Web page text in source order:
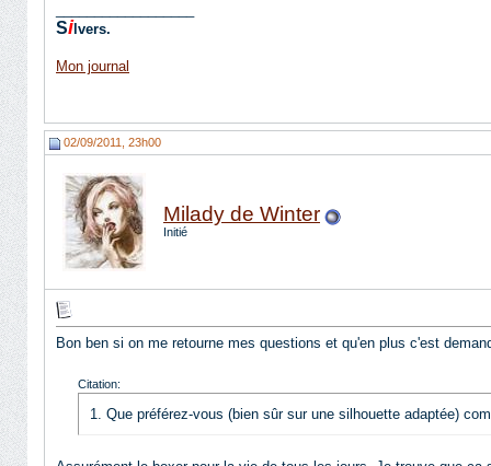
Silvers.
Mon journal
02/09/2011, 23h00
Milady de Winter
Initié
Bon ben si on me retourne mes questions et qu'en plus c'est
Citation:
1. Que préférez-vous (bien sûr sur une silhouette adaptée)